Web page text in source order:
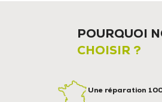
POURQUOI
CHOISIR ?
Une réparation